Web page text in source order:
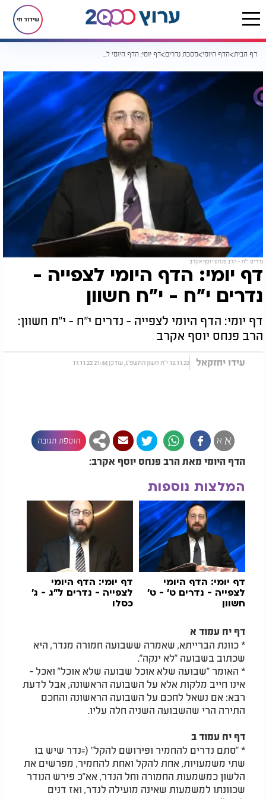
שידור חי
דף הבית הדף היומי מסכת נדרים דף יומי: הדף היומי לצפייה - נדרים י"ח - י"ח חשוון
נדרים י"ח - הרב פנחס יוסף אקרב
דף יומי: הדף היומי לצפייה -
נדרים י"ח - י"ח חשוון
דף יומי: הדף היומי לצפייה - נדרים י"ח - י"ח חשוון:
הרב פנחס יוסף אקרב
עידו יחזקאל 12.11.22 י"ח חשון התשפ"ג, עודכן 21:44 17.11.22
א א הוספת תגובה
הדף היומי מאת הרב פנחס יוסף אקרב:
המלצות נוספות
דף יומי: הדף היומי
לצפייה - נדרים ט' - ט'
חשוון
דף יומי: הדף היומי
לצפייה - נדרים ל"ג - ג'
כסלו
דף יח עמוד א
* כוונת הברייתא, שאמרה ששבועה חמורה מנדר, היא
שכתוב בשבועה "לא ינקה".
* האומר "שבועה שלא אוכל שבועה שלא אוכל" ואכל -
אינו חייב מלקות אלא על השבועה הראשונה, אבל לדעת
רבא: אם נשאל לחכם על השבועה הראשונה והחכם
התירה הרי שהשבועה השניה חלה עליו.
דף יח עמוד ב
* "סתם נדרים להחמיר ופירושם להקל" (=נדר שיש בו
שתי משמעויות, אחת להקל ואחת להחמיר, מפרשים את
הלשון כמשמעות החמורה וחל הנדר, אא"כ פירש הנודר
שכוונתו למשמעות שאינה מועילה לנדר, ואז דנים